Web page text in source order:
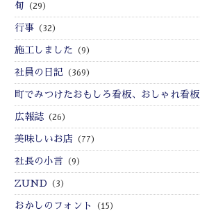
旬 （29）
行事 （32）
施工しました （9）
社員の日記 （369）
町でみつけたおもしろ看板、おしゃれ看板
広報誌 （26）
美味しいお店 （77）
社長の小言 （9）
ZUND （3）
おかしのフォント （15）